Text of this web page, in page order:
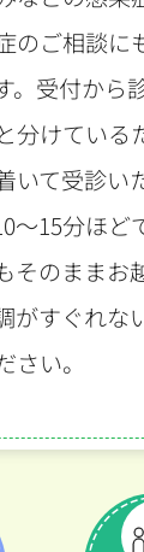
のご相談に
。受付から
分けている
いて受診い
〜15分ほど
そのままお
がすぐれな
い。